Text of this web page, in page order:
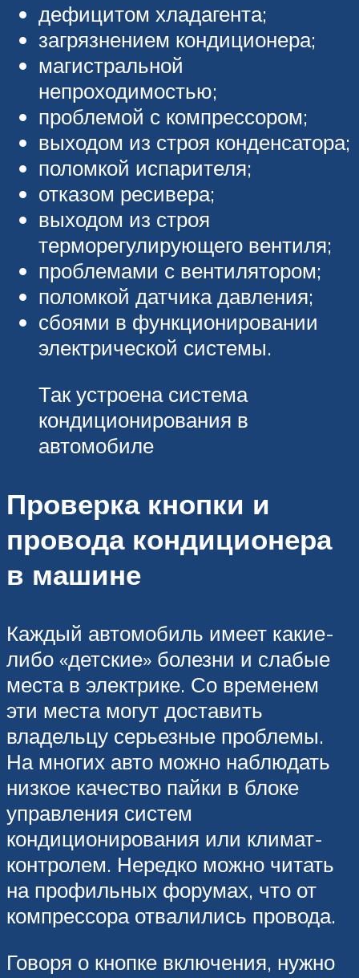
дефицитом хладагента;
загрязнением кондиционера;
магистральной
непроходимостью;
проблемой с компрессором;
выходом из строя конденсатора;
поломкой испарителя;
отказом ресивера;
выходом из строя
терморегулирующего вентиля;
проблемами с вентилятором;
поломкой датчика давления;
сбоями в функционировании
электрической системы.
Так устроена система
кондиционирования в
автомобиле
Проверка кнопки и
провода кондиционера
в машине
Каждый автомобиль имеет какие-
либо «детские» болезни и слабые
места в электрике. Со временем
эти места могут доставить
владельцу серьезные проблемы.
На многих авто можно наблюдать
низкое качество пайки в блоке
управления систем
кондиционирования или климат-
контролем. Нередко можно читать
на профильных форумах, что от
компрессора отвалились провода.
Говоря о кнопке включения, нужно